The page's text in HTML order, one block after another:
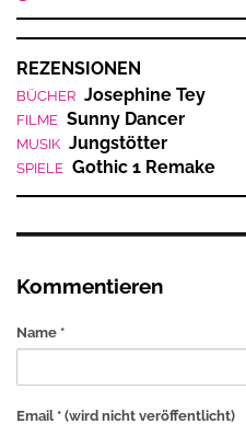
REZENSIONEN
BÜCHER Josephine Tey
FILME Sunny Dancer
MUSIK Jungstötter
SPIELE Gothic 1 Remake
Kommentieren
Name *
Email * (wird nicht veröffentlicht)